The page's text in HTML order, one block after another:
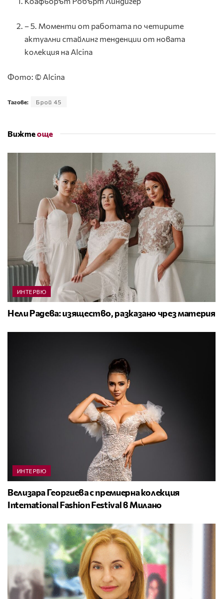
– 5. Моменти от работата по четирите
актуални стайлинг тенденции от новата
колекция на Alcina
Фото: © Alcina
Тагове: Брой 45
Вижтеоще
ИНТЕРВЮ
Нели Радева: изящество, разказано чрез материя
ИНТЕРВЮ
Велизара Георгиева с премиерна колекция
International Fashion Festival в Милано